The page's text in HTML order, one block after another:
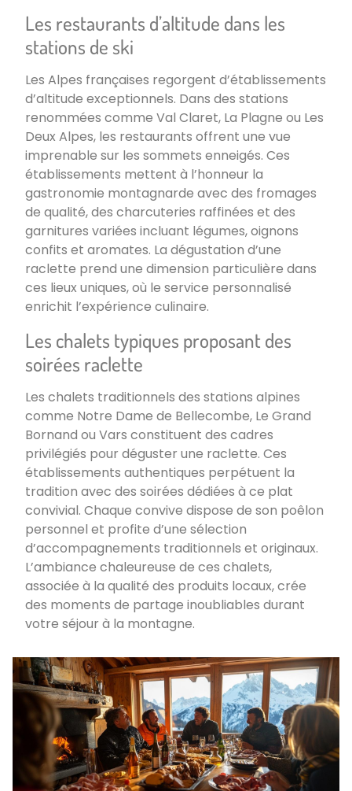
Les restaurants d’altitude dans les
stations de ski
Les Alpes françaises regorgent d’établissements
d’altitude exceptionnels. Dans des stations
renommées comme Val Claret, La Plagne ou Les
Deux Alpes, les restaurants offrent une vue
imprenable sur les sommets enneigés. Ces
établissements mettent à l’honneur la
gastronomie montagnarde avec des fromages
de qualité, des charcuteries raffinées et des
garnitures variées incluant légumes, oignons
confits et aromates. La dégustation d’une
raclette prend une dimension particulière dans
ces lieux uniques, où le service personnalisé
enrichit l’expérience culinaire.
Les chalets typiques proposant des
soirées raclette
Les chalets traditionnels des stations alpines
comme Notre Dame de Bellecombe, Le Grand
Bornand ou Vars constituent des cadres
privilégiés pour déguster une raclette. Ces
établissements authentiques perpétuent la
tradition avec des soirées dédiées à ce plat
convivial. Chaque convive dispose de son poêlon
personnel et profite d’une sélection
d’accompagnements traditionnels et originaux.
L’ambiance chaleureuse de ces chalets,
associée à la qualité des produits locaux, crée
des moments de partage inoubliables durant
votre séjour à la montagne.